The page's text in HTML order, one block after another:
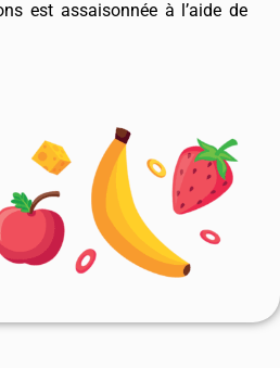
est assaisonnée à l’aide de